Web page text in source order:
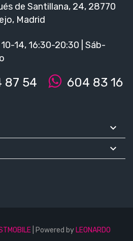
de Santillana, 24, 28770
Madrid
14, 16:30-20:30 | Sáb-
87 54
604 83 16


| Powered by LEONARDO